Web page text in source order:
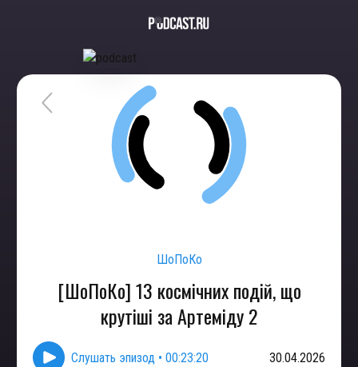
ШоПоКо
[ШоПоКо] 13 космічних подій, що
крутіші за Артеміду 2
Слушать эпизод • 00:23:20 30.04.2026